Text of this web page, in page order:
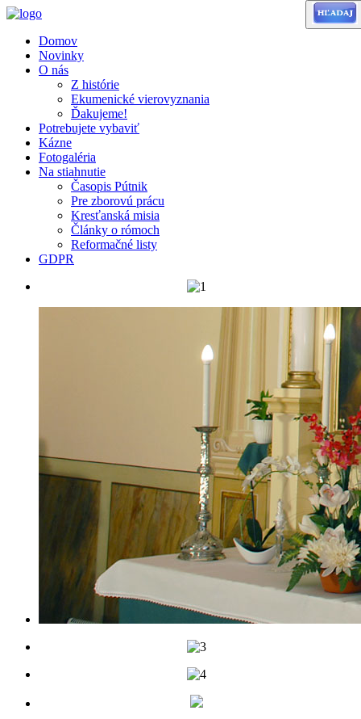
Domov
Novinky
O nás
Z histórie
Ekumenické vierovyznania
Ďakujeme!
Potrebujete vybaviť
Kázne
Fotogaléria
Na stiahnutie
Časopis Pútnik
Pre zborovú prácu
Kresťanská misia
Články o rómoch
Reformačné listy
GDPR